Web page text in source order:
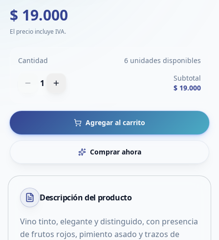
$ 19.000
El precio incluye IVA.
Cantidad 6 unidades disponibles
1
Subtotal
$ 19.000
Agregar al carrito
Comprar ahora
Descripción del producto
Vino tinto, elegante y distinguido, con presencia
de frutos rojos, pimiento asado y trazos de